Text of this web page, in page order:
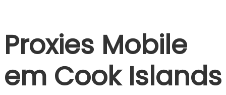
Proxies Mobile
em Cook Islands